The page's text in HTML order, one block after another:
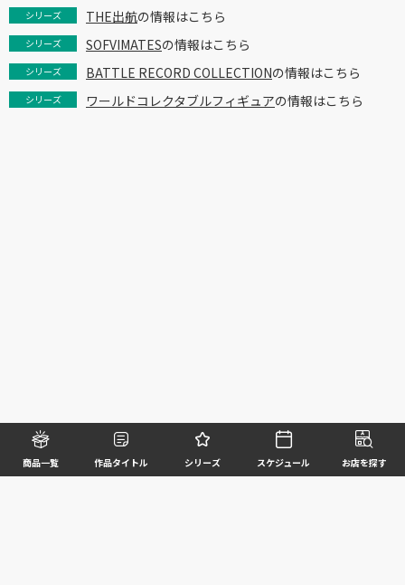
商品一覧 作品タイトル シリーズ スケジュール お店を探す
シリーズ THE出航の情報はこちら
シリーズ SOFVIMATESの情報はこちら
シリーズ BATTLE RECORD COLLECTIONの情報はこちら
シリーズ ワールドコレクタブルフィギュアの情報はこちら